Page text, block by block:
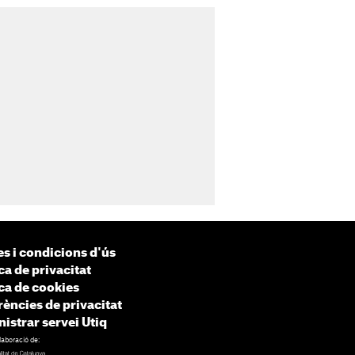
i condicions d'ús
de privacitat
de cookies
de privacitat
servei Utiq
de: